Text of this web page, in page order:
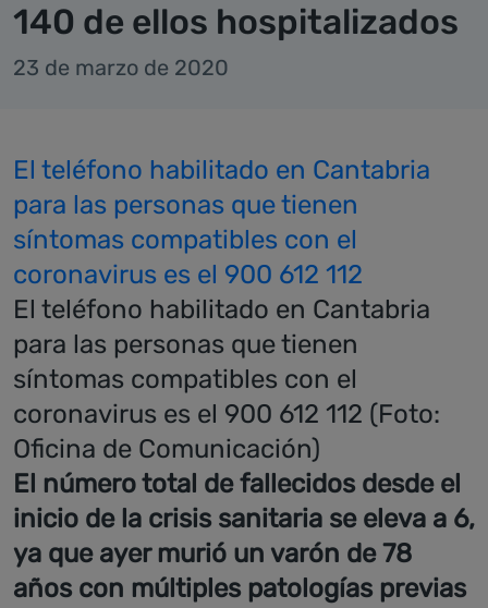
140 de ellos hospitalizados
23 de marzo de 2020
El teléfono habilitado en Cantabria
para las personas que tienen
síntomas compatibles con el
coronavirus es el 900 612 112
El teléfono habilitado en Cantabria
para las personas que tienen
síntomas compatibles con el
coronavirus es el 900 612 112 (Foto:
Oficina de Comunicación)
El número total de fallecidos desde el
inicio de la crisis sanitaria se eleva a 6,
ya que ayer murió un varón de 78
años con múltiples patologías previas